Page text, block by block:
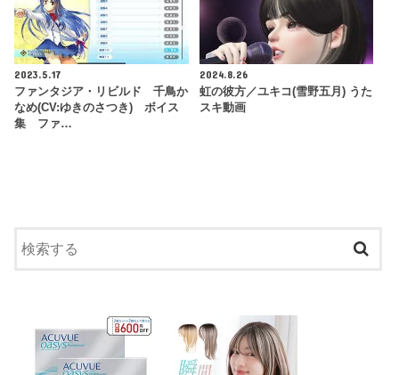
2023.5.17
ファンタジア・リビルド 千鳥か
なめ(CV:ゆきのさつき) ボイス
集 ファ…
2024.8.26
虹の彼方／ユキコ(雪野五月) うた
スキ動画